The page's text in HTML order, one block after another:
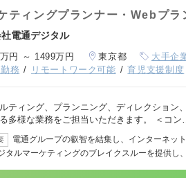
ティングプランナー・Webプラ
電通デジタル
円 ～ 1499万円 東京都 大手企
務
リモートワーク可能 育児支援制度
ティング、プランニング、ディレクション
多様な業務をご担当いただきます。 ＜コン…
電通グループの叡智を結集し、インターネッ
タルマーケティングのブレイクスルーを提供し